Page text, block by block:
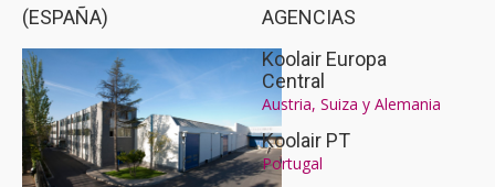
(ESPAÑA)
AGENCIAS
Koolair Europa
Central
Austria, Suiza y Alemania
Koolair PT
Portugal